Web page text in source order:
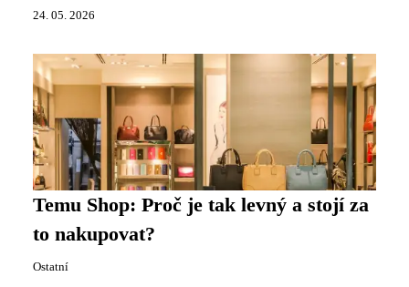
24. 05. 2026
Temu Shop: Proč je tak levný a stojí za
to nakupovat?
Ostatní